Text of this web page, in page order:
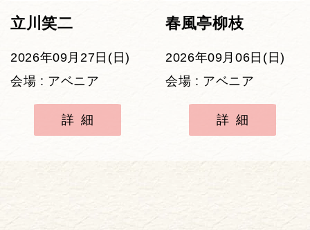
立川笑二
2026年09月27日(日)
会場 : アベニア
詳細
春風亭柳枝
2026年09月06日(日)
会場 : アベニア
詳細